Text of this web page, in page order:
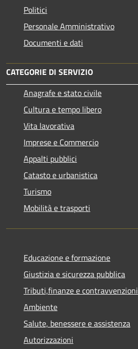
Politici
Personale Amministrativo
Documenti e dati
CATEGORIE DI SERVIZIO
Anagrafe e stato civile
Cultura e tempo libero
Vita lavorativa
Imprese e Commercio
Appalti pubblici
Catasto e urbanistica
Turismo
Mobilità e trasporti
Educazione e formazione
Giustizia e sicurezza pubblica
Tributi,finanze e contravvenzioni
Ambiente
Salute, benessere e assistenza
Autorizzazioni